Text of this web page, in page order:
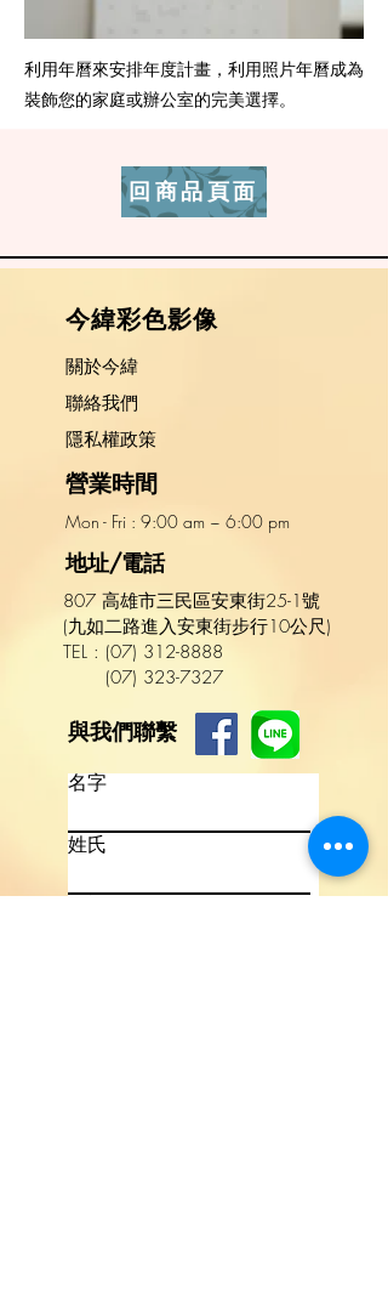
利用年曆來安排年度計畫，利用照片年曆成為
裝飾您的家庭或辦公室的完美選擇。
回商品頁面
​今緯彩色影像
關於今緯
​聯絡我們
隱私權政策
營業時間
Mon - Fri : 9:00 am ~ 6:00 pm​​
地址/電話
807 高雄市三民區安東街25-1號
(九如二路進入安東街步行10公尺)
TEL : (07) 312-8888
(07) 323-7327
與我們聯繫
名字
姓氏